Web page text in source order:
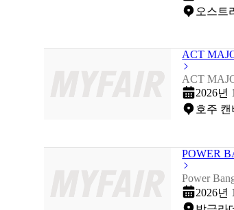
오스트
ACT
ACT
2026년
호주 캔
POWER
Power
2026년